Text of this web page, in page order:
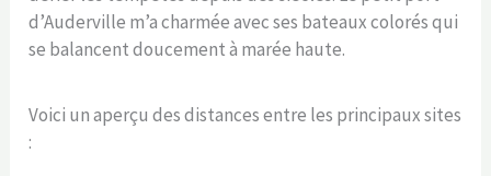
d’Auderville m’a charmée avec ses bateaux colorés qui
se balancent doucement à marée haute.
Voici un aperçu des distances entre les principaux sites
: